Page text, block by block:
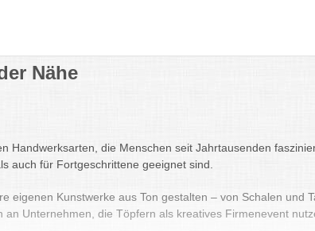
Nähe
Handwerksarten, die Menschen seit Jahrtausenden
auch für Fortgeschrittene geeignet sind.
eigenen Kunstwerke aus Ton gestalten – von Schalen und
Unternehmen, die Töpfern als kreatives Firmenevent